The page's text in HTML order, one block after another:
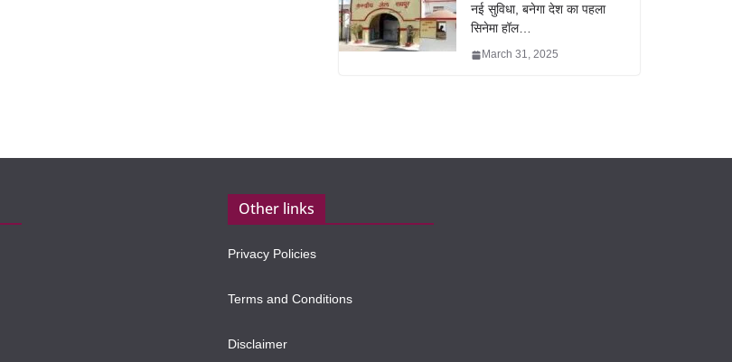
नई सुविधा, बनेगा देश का पहला
सिनेमा हॉल…
March 31, 2025
Other links
Privacy Policies
Terms and Conditions
Disclaimer